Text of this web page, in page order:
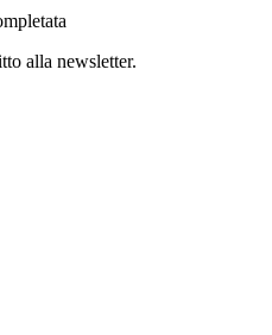
alla newsletter.